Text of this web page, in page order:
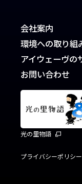
会社案内
環境への取り組
アイウェーヴの
お問い合わせ
光の里物語
プライバシーポリシー